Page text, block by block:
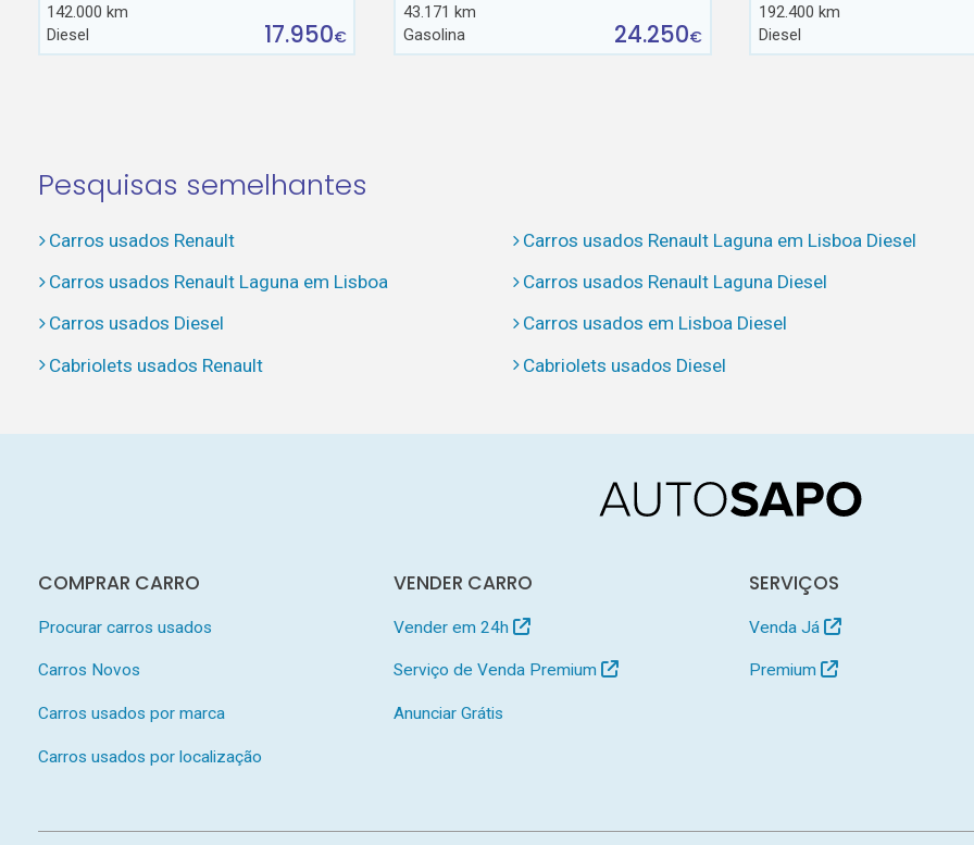
142.000 km
Diesel
17.950€
43.171 km
Gasolina
24.250€
192.400 km
Diesel
Pesquisas semelhantes
Carros usados Renault
Carros usados Renault Laguna em Lisboa Diesel
Carros usados Renault Laguna em Lisboa
Carros usados Renault Laguna Diesel
Carros usados Diesel
Carros usados em Lisboa Diesel
Cabriolets usados Renault
Cabriolets usados Diesel
COMPRAR CARRO
Procurar carros usados
Carros Novos
Carros usados por marca
Carros usados por localização
VENDER CARRO
Vender em 24h
Serviço de Venda Premium
Anunciar Grátis
SERVIÇOS
Venda Já
Premium